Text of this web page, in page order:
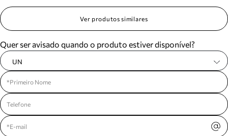
Ver produtos similares
Quer ser avisado quando o produto estiver disponível?
UN